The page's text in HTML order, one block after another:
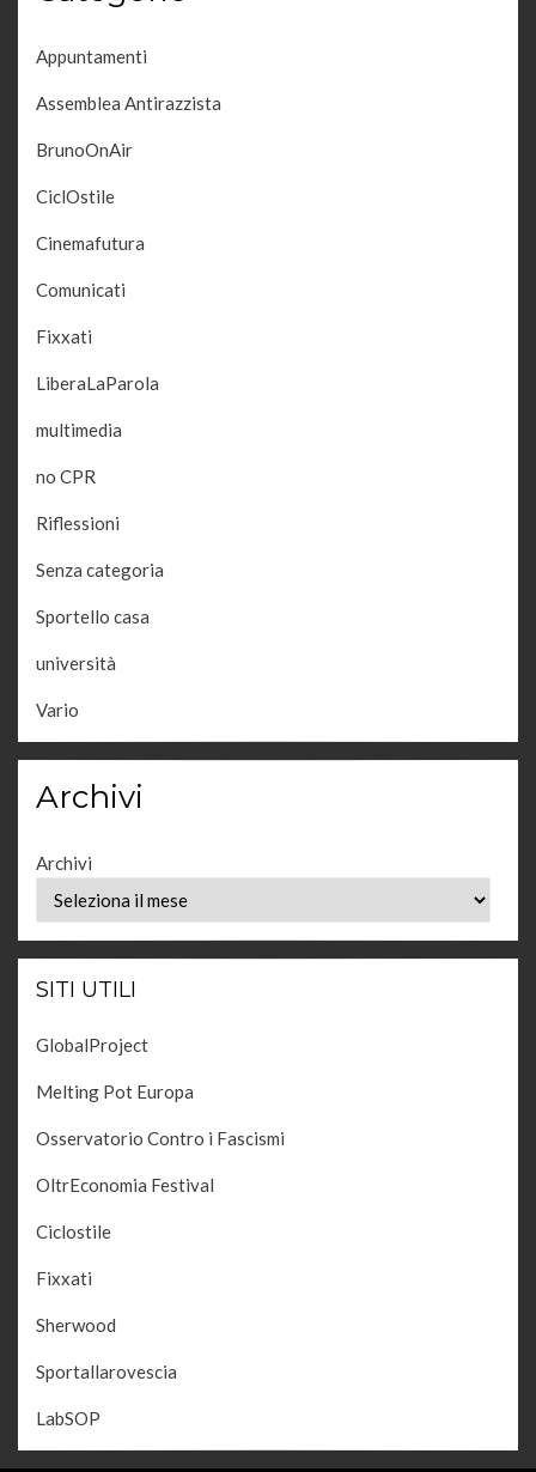
Appuntamenti
Assemblea Antirazzista
BrunoOnAir
CiclOstile
Cinemafutura
Comunicati
Fixxati
LiberaLaParola
multimedia
no CPR
Riflessioni
Senza categoria
Sportello casa
università
Vario
Archivi
Archivi
SITI UTILI
GlobalProject
Melting Pot Europa
Osservatorio Contro i Fascismi
OltrEconomia Festival
Ciclostile
Fixxati
Sherwood
Sportallarovescia
LabSOP